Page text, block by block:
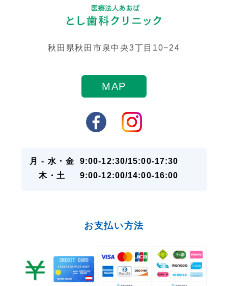
秋田県秋田市泉中央3丁目10−24
MAP
月 - 水・金
9:00-12:30/15:00-17:30
木・土
9:00-12:00/14:00-16:00
お支払い方法